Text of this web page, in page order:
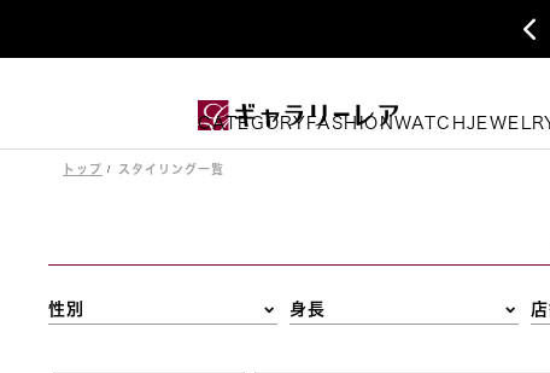

CATEGORY FASHIONWATCH
トップ スタイリング一覧
性別 身長